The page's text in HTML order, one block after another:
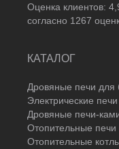
Оценка клиентов:
согласно 1267
КАТАЛОГ
Дровяные печи для
Электрические
Дровяные печи-
Отопительные печи
Отопительные